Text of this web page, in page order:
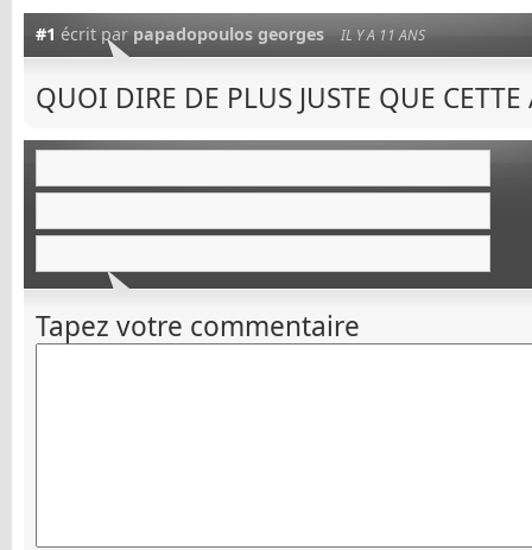
#1 écrit par papadopoulos georges IL Y A 11 ANS
QUOI DIRE DE PLUS JUSTE QUE CETTE
Tapez votre commentaire